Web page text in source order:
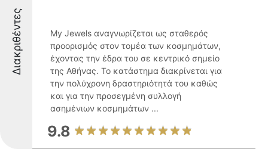
Διακριθέντες
My Jewels αναγνωρίζεται ως σταθερός
προορισμός στον τομέα των κοσμημάτων,
έχοντας την έδρα του σε κεντρικό σημείο
της Αθήνας. Το κατάστημα διακρίνεται για
την πολύχρονη δραστηριότητά του καθώς
και για την προσεγμένη συλλογή
ασημένιων κοσμημάτων ...
9.8